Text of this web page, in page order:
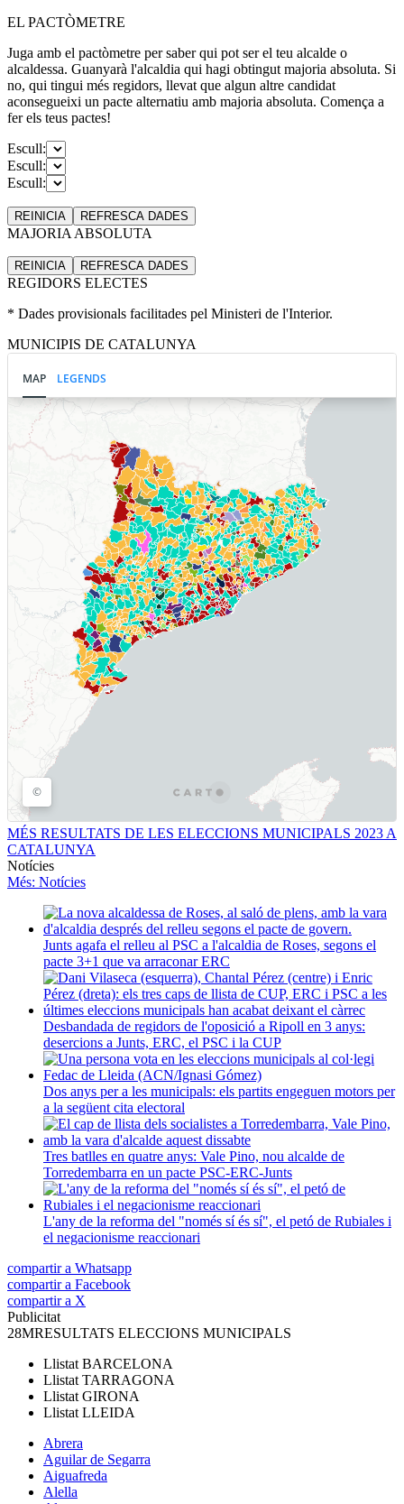
EL PACTÒMETRE
Juga amb el pactòmetre per saber qui pot ser el teu alcalde o
alcaldessa. Guanyarà l'alcaldia qui hagi obtingut majoria absoluta. Si
no, qui tingui més regidors, llevat que algun altre candidat
aconsegueixi un pacte alternatiu amb majoria absoluta. Comença a
fer els teus pactes!
Escull:
Escull:
Escull:
REINICIA REFRESCA DADES
MAJORIA ABSOLUTA
REINICIA REFRESCA DADES
REGIDORS ELECTES
* Dades provisionals facilitades pel Ministeri de l'Interior.
MUNICIPIS DE CATALUNYA
MÉS RESULTATS DE LES ELECCIONS MUNICIPALS 2023 A
CATALUNYA
Notícies
Més: Notícies
Junts agafa el relleu al PSC a l'alcaldia de Roses, segons el
pacte 3+1 que va arraconar ERC
Desbandada de regidors de l'oposició a Ripoll en 3 anys:
desercions a Junts, ERC, el PSC i la CUP
Dos anys per a les municipals: els partits engeguen motors per
a la següent cita electoral
Tres batlles en quatre anys: Vale Pino, nou alcalde de
Torredembarra en un pacte PSC-ERC-Junts
L'any de la reforma del "només sí és sí", el petó de Rubiales i
el negacionisme reaccionari
compartir a Whatsapp
compartir a Facebook
compartir a X
Publicitat
28MRESULTATS ELECCIONS MUNICIPALS
Llistat BARCELONA
Llistat TARRAGONA
Llistat GIRONA
Llistat LLEIDA
Abrera
Aguilar de Segarra
Aiguafreda
Alella